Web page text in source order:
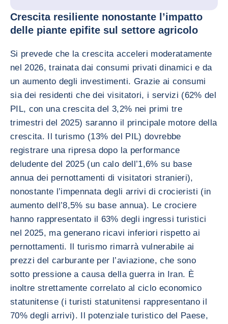
Crescita resiliente nonostante l’impatto
delle piante epifite sul settore agricolo
Si prevede che la crescita acceleri moderatamente
nel 2026, trainata dai consumi privati dinamici e da
un aumento degli investimenti. Grazie ai consumi
sia dei residenti che dei visitatori, i servizi (62% del
PIL, con una crescita del 3,2% nei primi tre
trimestri del 2025) saranno il principale motore della
crescita. Il turismo (13% del PIL) dovrebbe
registrare una ripresa dopo la performance
deludente del 2025 (un calo dell’1,6% su base
annua dei pernottamenti di visitatori stranieri),
nonostante l’impennata degli arrivi di crocieristi (in
aumento dell’8,5% su base annua). Le crociere
hanno rappresentato il 63% degli ingressi turistici
nel 2025, ma generano ricavi inferiori rispetto ai
pernottamenti. Il turismo rimarrà vulnerabile ai
prezzi del carburante per l’aviazione, che sono
sotto pressione a causa della guerra in Iran. È
inoltre strettamente correlato al ciclo economico
statunitense (i turisti statunitensi rappresentano il
70% degli arrivi). Il potenziale turistico del Paese,